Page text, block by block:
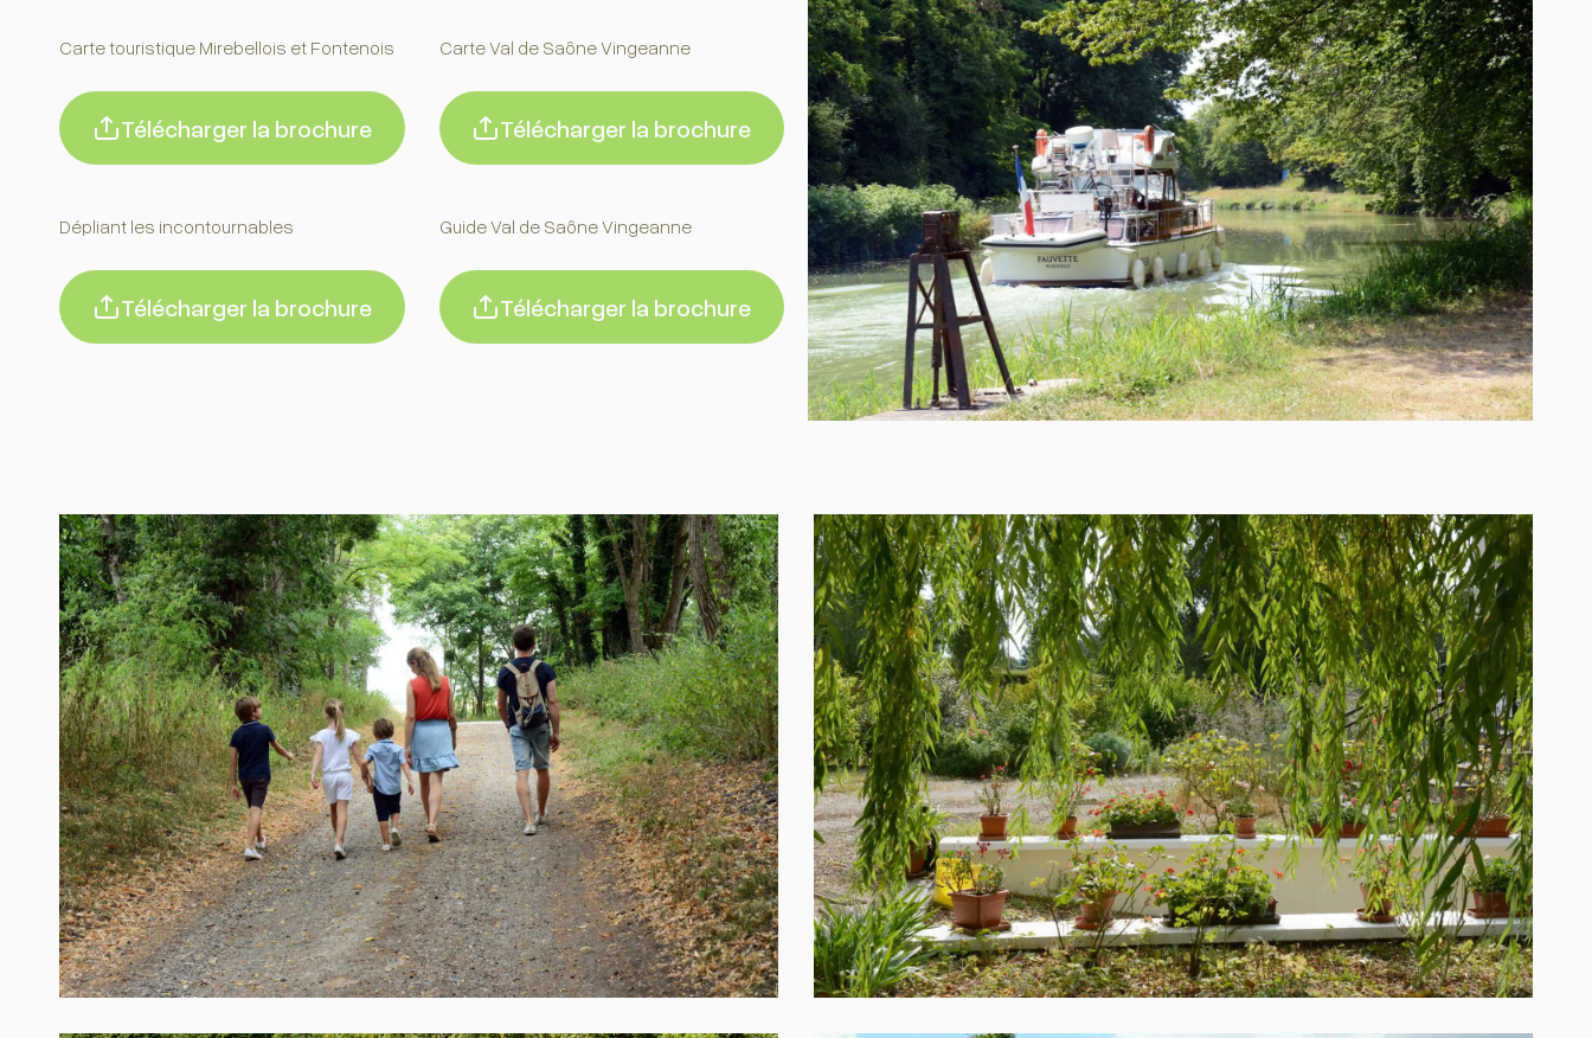
Carte touristique Mirebellois et Fontenois
Télécharger la brochure
Carte Val de Saône Vingeanne
Télécharger la brochure
Dépliant les incontournables
Télécharger la brochure
Guide Val de Saône Vingeanne
Télécharger la brochure